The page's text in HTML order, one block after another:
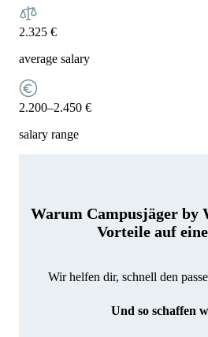
2.325 €
average salary
2.200–2.450 €
salary range
Warum Campusjäger by
Vorteile auf
Wir helfen dir, schnell den
Und so schaffen